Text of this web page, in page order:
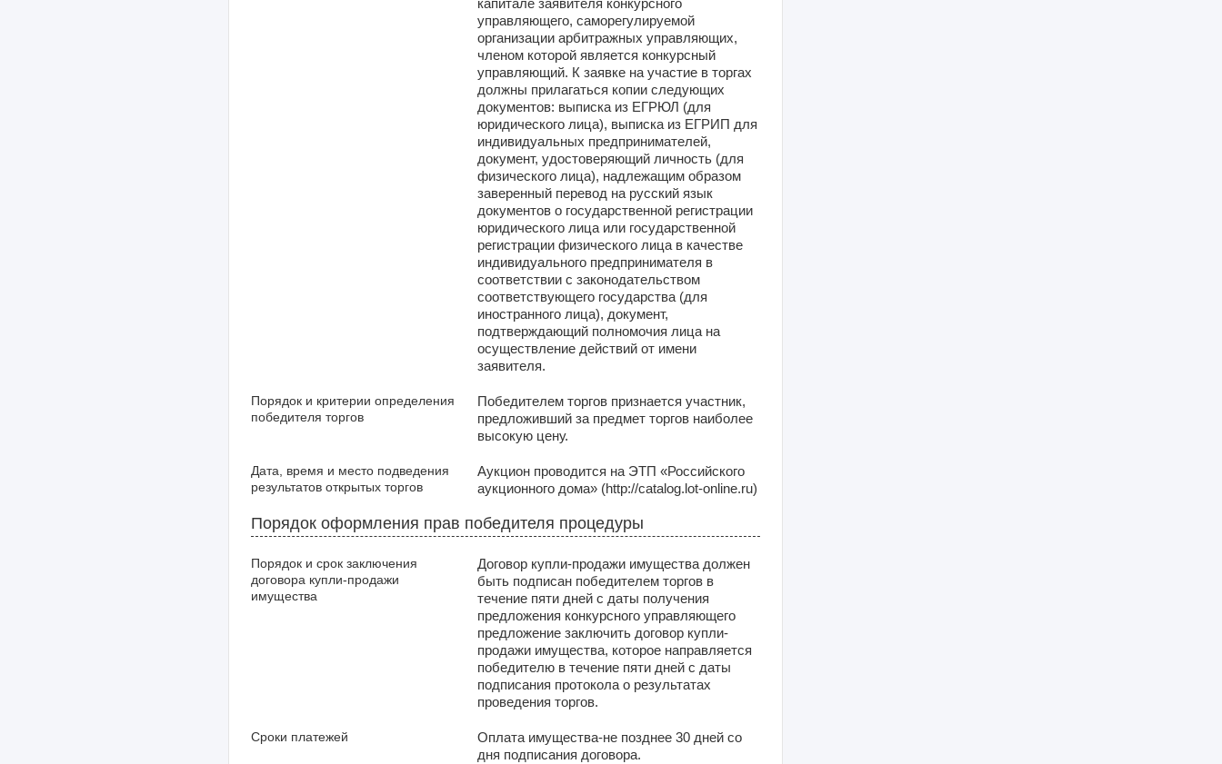
капитале заявителя конкурсного
управляющего, саморегулируемой
организации арбитражных управляющих,
членом которой является конкурсный
управляющий. К заявке на участие в торгах
должны прилагаться копии следующих
документов: выписка из ЕГРЮЛ (для
юридического лица), выписка из ЕГРИП для
индивидуальных предпринимателей,
документ, удостоверяющий личность (для
физического лица), надлежащим образом
заверенный перевод на русский язык
документов о государственной регистрации
юридического лица или государственной
регистрации физического лица в качестве
индивидуального предпринимателя в
соответствии с законодательством
соответствующего государства (для
иностранного лица), документ,
подтверждающий полномочия лица на
осуществление действий от имени
заявителя.
Порядок и критерии определения
победителя торгов
Победителем торгов признается участник,
предложивший за предмет торгов наиболее
высокую цену.
Дата, время и место подведения
результатов открытых торгов
Аукцион проводится на ЭТП «Российского
аукционного дома» (http://catalog.lot-online.ru)
Порядок оформления прав победителя процедуры
Порядок и срок заключения
договора купли-продажи
имущества
Договор купли-продажи имущества должен
быть подписан победителем торгов в
течение пяти дней с даты получения
предложения конкурсного управляющего
предложение заключить договор купли-
продажи имущества, которое направляется
победителю в течение пяти дней с даты
подписания протокола о результатах
проведения торгов.
Сроки платежей
Оплата имущества-не позднее 30 дней со
дня подписания договора.